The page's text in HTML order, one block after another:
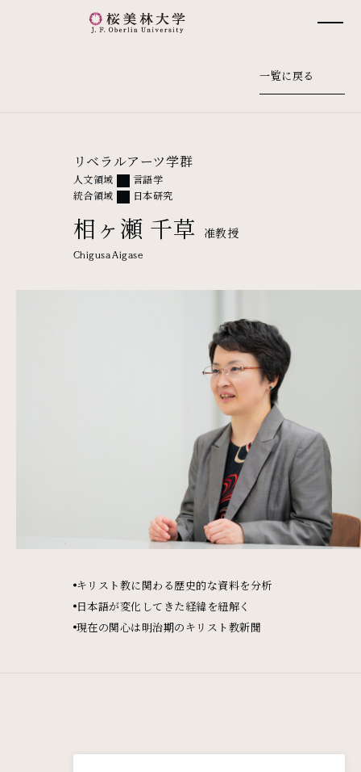
桜美林大学 トップページ
一覧に戻る
リベラルアーツ学群
人文領域
言語学
統合領域
日本研究
相ヶ瀬 千草 准教授
Chigusa Aigase
キリスト教に関わる歴史的な資料を分析
日本語が変化してきた経緯を紐解く
現在の関心は明治期のキリスト教新聞